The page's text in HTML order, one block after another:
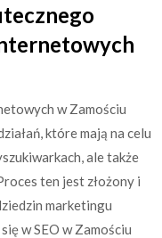
w Zamościu
które mają na celu
ale także
ten jest złożony i
marketingu
w SEO w Zamościu